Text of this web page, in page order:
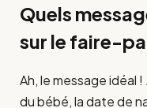
Quels
sur le faire-
Ah, le message idéal
du bébé, la date de